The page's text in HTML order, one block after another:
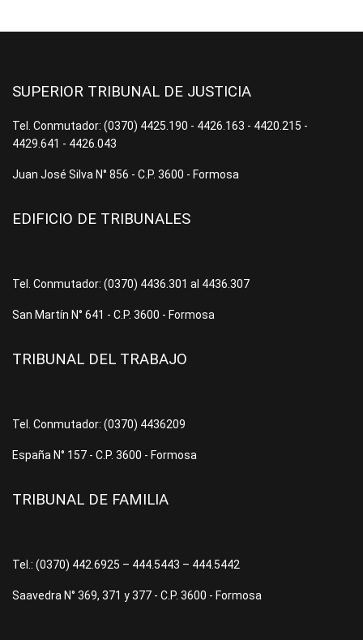
SUPERIOR TRIBUNAL DE JUSTICIA
Tel. Conmutador: (0370) 4425.190 - 4426.163 - 4420.215 -
4429.641 - 4426.043
Juan José Silva N° 856 - C.P. 3600 - Formosa
EDIFICIO DE TRIBUNALES
Tel. Conmutador: (0370) 4436.301 al 4436.307
San Martín N° 641 - C.P. 3600 - Formosa
TRIBUNAL DEL TRABAJO
Tel. Conmutador: (0370) 4436209
España N° 157 - C.P. 3600 - Formosa
TRIBUNAL DE FAMILIA
Tel.: (0370) 442.6925 – 444.5443 – 444.5442
Saavedra N° 369, 371 y 377 - C.P. 3600 - Formosa